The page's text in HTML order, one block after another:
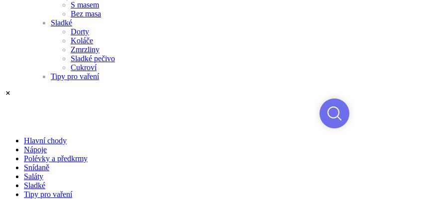
S masem
Bez masa
Sladké
Dorty
Koláče
Zmrzliny
Sladké pečivo
Cukroví
Tipy pro vaření
Hlavní chody
Nápoje
Polévky a předkrmy
Snídaně
Saláty
Sladké
Tipy pro vaření